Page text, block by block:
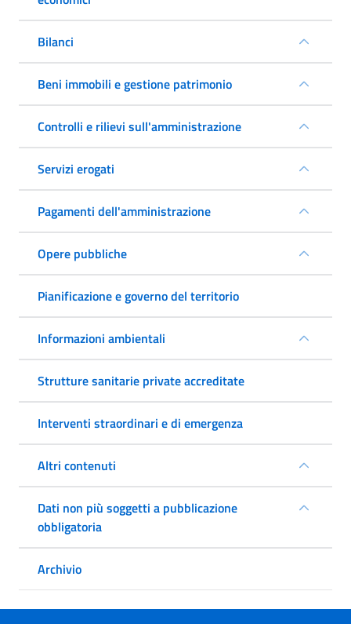
Bilanci
Beni immobili e gestione patrimonio
Controlli e rilievi sull'amministrazione
Servizi erogati
Pagamenti dell'amministrazione
Opere pubbliche
Pianificazione e governo del territorio
Informazioni ambientali
Strutture sanitarie private accreditate
Interventi straordinari e di emergenza
Altri contenuti
Dati non più soggetti a pubblicazione
obbligatoria
Archivio